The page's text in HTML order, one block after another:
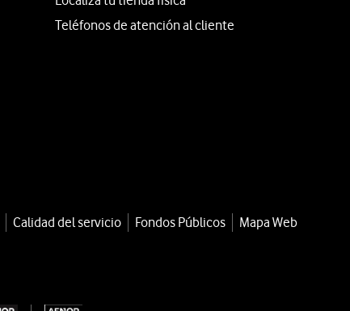
Teléfonos de atención al cliente
Calidad del servicio Fondos Públicos
Mapa Web